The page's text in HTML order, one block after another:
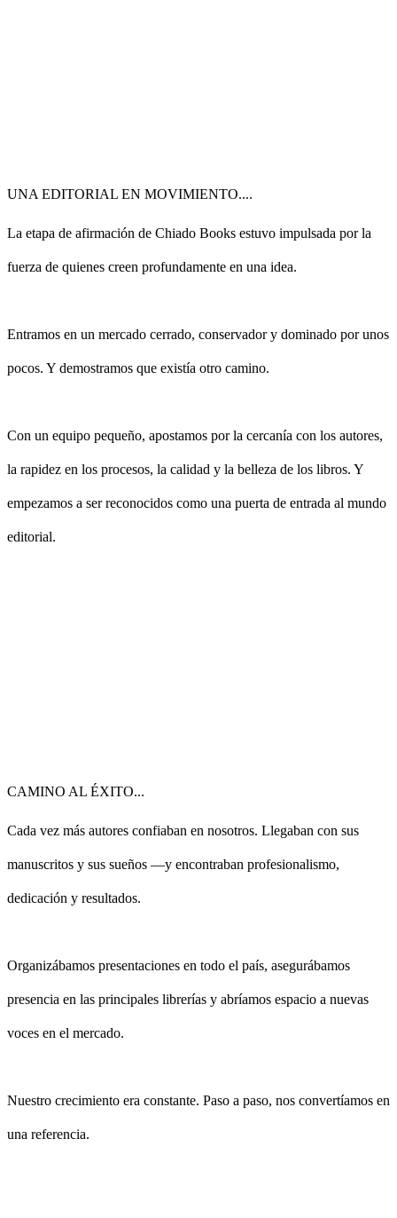
UNA EDITORIAL EN MOVIMIENTO....
La etapa de afirmación de Chiado Books estuvo impulsada por la
fuerza de quienes creen profundamente en una idea.
Entramos en un mercado cerrado, conservador y dominado por unos
pocos. Y demostramos que existía otro camino.
Con un equipo pequeño, apostamos por la cercanía con los autores,
la rapidez en los procesos, la calidad y la belleza de los libros. Y
empezamos a ser reconocidos como una puerta de entrada al mundo
editorial.
CAMINO AL ÉXITO...
Cada vez más autores confiaban en nosotros. Llegaban con sus
manuscritos y sus sueños —y encontraban profesionalismo,
dedicación y resultados.
Organizábamos presentaciones en todo el país, asegurábamos
presencia en las principales librerías y abríamos espacio a nuevas
voces en el mercado.
Nuestro crecimiento era constante. Paso a paso, nos convertíamos en
una referencia.